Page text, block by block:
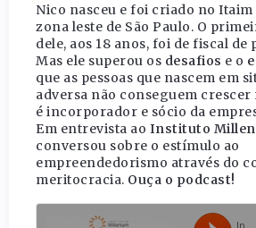
Nico nasceu e foi criado no Itaim
zona leste de São Paulo. O
dele, aos 18 anos, foi de fiscal de
Mas ele superou os desafios e o
que as pessoas que nascem em
adversa não conseguem crescer
é incorporador e sócio da
Em entrevista ao Instituto
conversou sobre o estímulo ao
empreendedorismo através do
meritocracia. Ouça o podcast!